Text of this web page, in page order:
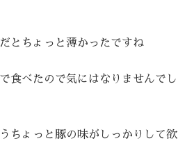
とちょっと薄かったですね
食べたので気にはなりませんでし
ちょっと豚の味がしっかりして欲